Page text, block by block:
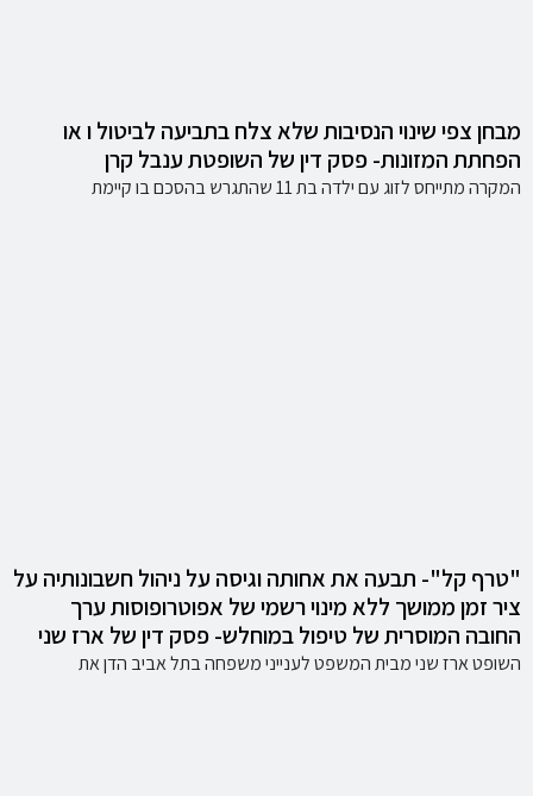
מבחן צפי שינוי הנסיבות שלא צלח בתביעה לביטול ו או
הפחתת המזונות- פסק דין של השופטת ענבל קרן
המקרה מתייחס לזוג עם ילדה בת 11 שהתגרש בהסכם בו קיימת
"טרף קל"- תבעה את אחותה וגיסה על ניהול חשבונותיה על
ציר זמן ממושך ללא מינוי רשמי של אפוטרופוסות ערך
החובה המוסרית של טיפול במוחלש- פסק דין של ארז שני
השופט ארז שני מבית המשפט לענייני משפחה בתל אביב הדן את